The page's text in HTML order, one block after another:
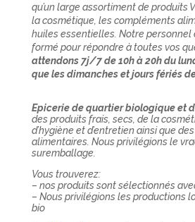
qu’un large assortiment de produits
la cosmétique, les compléments
huiles essentielles. Notre personnel
formé pour répondre à toutes vos
attendons 7j/7 de 10h à 20h du
que les dimanches et jours fériés de
Epicerie de quartier biologique et
des produits frais, secs, de la
d’hygiène et d’entretien ainsi que
alimentaires. Nous privilégions le
suremballage.
Vous trouverez:
– nos produits sont sélectionnés
– Nous privilégions les productions
bio